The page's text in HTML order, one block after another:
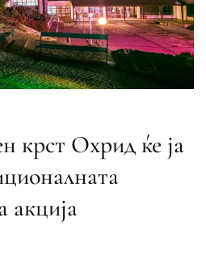
крст Охрид ќе ја
акција